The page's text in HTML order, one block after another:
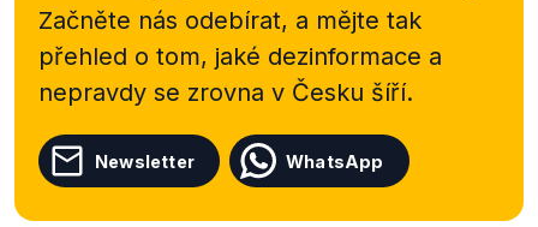
Začněte nás odebírat, a mějte tak
přehled o tom, jaké dezinformace a
nepravdy se zrovna v Česku šíří.
Newsletter WhatsApp